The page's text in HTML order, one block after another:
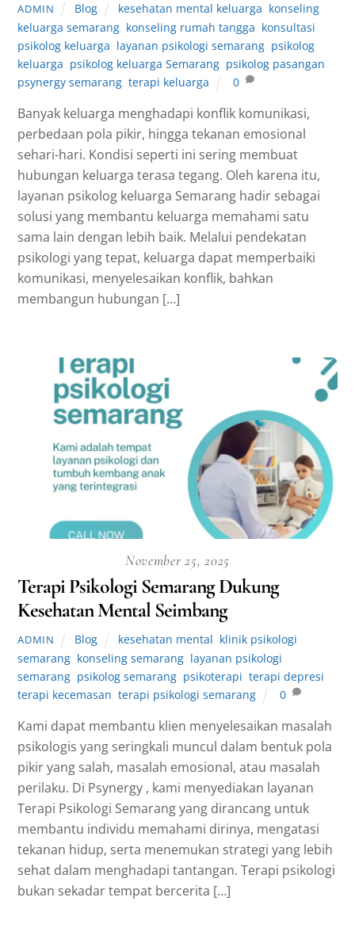
ADMIN Blog kesehatan mental keluarga konseling
keluarga semarang konseling rumah tangga konsultasi
psikolog keluarga layanan psikologi semarang psikolog
keluarga psikolog keluarga Semarang psikolog pasangan
psynergy semarang ,terapi keluarga 0
Banyak keluarga menghadapi konflik komunikasi,
perbedaan pola pikir, hingga tekanan emosional
sehari-hari. Kondisi seperti ini sering membuat
hubungan keluarga terasa tegang. Oleh karena itu,
layanan psikolog keluarga Semarang hadir sebagai
solusi yang membantu keluarga memahami satu
sama lain dengan lebih baik. Melalui pendekatan
psikologi yang tepat, keluarga dapat memperbaiki
komunikasi, menyelesaikan konflik, bahkan
membangun hubungan […]
November 25, 2025
Terapi Psikologi Semarang Dukung
Kesehatan Mental Seimbang
ADMIN Blog kesehatan mental klinik psikologi
semarang konseling semarang layanan psikologi
semarang psikolog semarang psikoterapi ,terapi depresi
terapi kecemasan ,terapi psikologi semarang 0
Kami dapat membantu klien menyelesaikan masalah
psikologis yang seringkali muncul dalam bentuk pola
pikir yang salah, masalah emosional, atau masalah
perilaku. Di Psynergy , kami menyediakan layanan
Terapi Psikologi Semarang yang dirancang untuk
membantu individu memahami dirinya, mengatasi
tekanan hidup, serta menemukan strategi yang lebih
sehat dalam menghadapi tantangan. Terapi psikologi
bukan sekadar tempat bercerita […]